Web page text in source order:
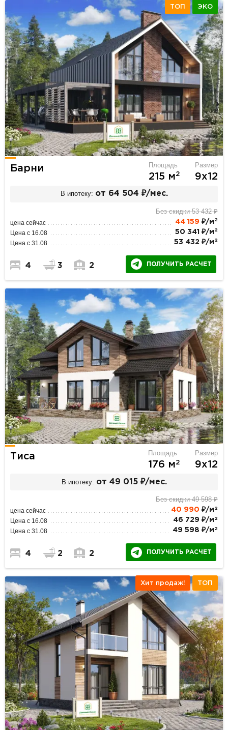
ТОП ЭКО
Барни Площадь
215 м2
Размер
9х12
В ипотеку: от 64 504 ₽/мес.
Без скидки 53 432 ₽
цена сейчас 44 159 ₽/м 2
Цена с 16.08 50 341 ₽/м 2
Цена с 31.08 53 432 ₽/м 2
4 3 2 ПОЛУЧИТЬ РАСЧЕТ
Тиса Площадь
176 м2
Размер
9х12
В ипотеку: от 49 015 ₽/мес.
Без скидки 49 598 ₽
цена сейчас 40 990 ₽/м 2
Цена с 16.08 46 729 ₽/м 2
Цена с 31.08 49 598 ₽/м 2
4 2 2 ПОЛУЧИТЬ РАСЧЕТ
Хит продаж! ТОП